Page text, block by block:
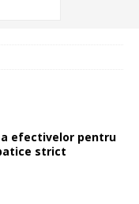
efectivelor pentru
strict